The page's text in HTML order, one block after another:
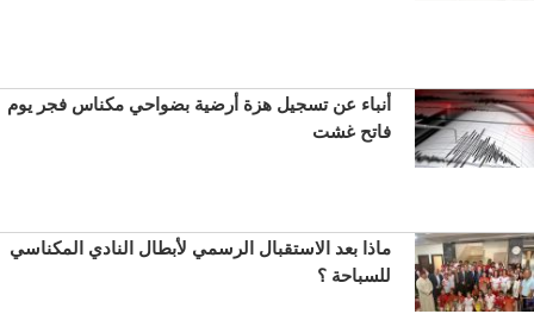
أنباء عن تسجيل هزة أرضية بضواحي مكناس فجر يوم
فاتح غشت
ماذا بعد الاستقبال الرسمي لأبطال النادي المكناسي
للسباحة ؟